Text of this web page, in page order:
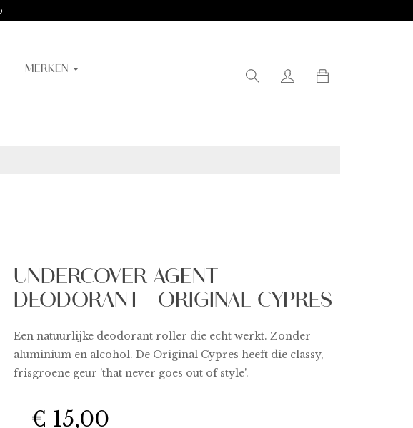
MERKEN
UNDERCOVER AGENT
DEODORANT | ORIGINAL CYPRES
Een natuurlijke deodorant roller die echt werkt. Zonder
aluminium en alcohol. De Original Cypres heeft die classy,
frisgroene geur 'that never goes out of style'.
€ 15,00